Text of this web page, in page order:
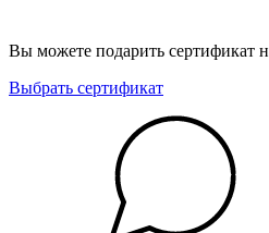
Вы можете подарить сертификат
Выбрать сертификат